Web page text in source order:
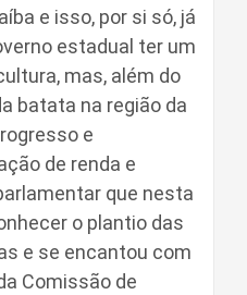
e isso, por si só, já
estadual ter um
mas, além do
batata na região da
e
de renda e
que nesta
o plantio das
e se encantou com
Comissão de